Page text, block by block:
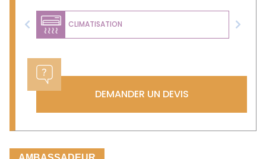
CLIMATISATION
Previous Next
DEMANDER UN DEVIS